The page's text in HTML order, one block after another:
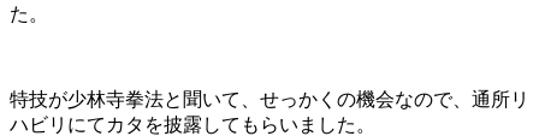
た。
特技が少林寺拳法と聞いて、せっかくの機会なので、通所リ
ハビリにてカタを披露してもらいました。